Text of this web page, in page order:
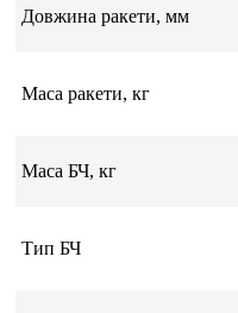
Довжина ракети, мм
Маса ракети, кг
Маса БЧ, кг
Тип БЧ